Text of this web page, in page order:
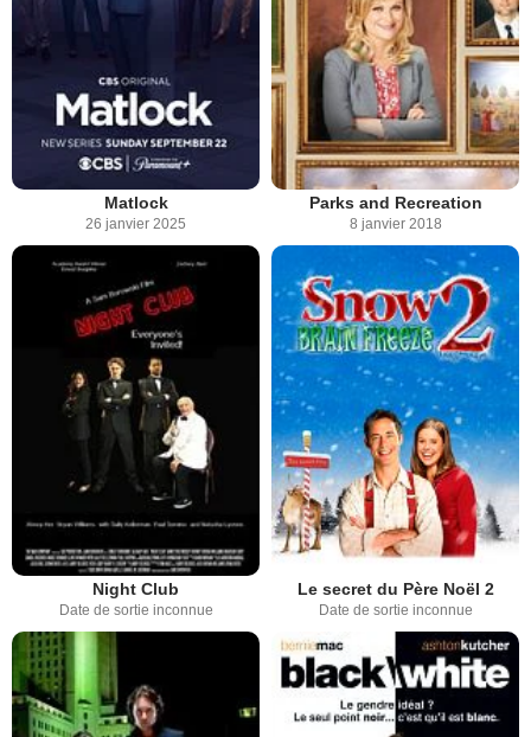
Matlock
26 janvier 2025
Parks and Recreation
8 janvier 2018
Night Club
Date de sortie inconnue
Le secret du Père Noël 2
Date de sortie inconnue